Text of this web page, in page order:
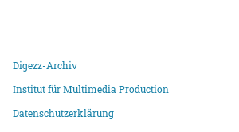
Digezz-Archiv
Institut für Multimedia Production
Datenschutzerklärung